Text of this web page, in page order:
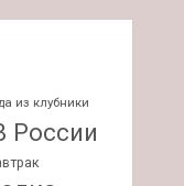
из клубники
России